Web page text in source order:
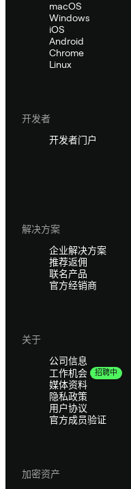
macOS
Windows
iOS
Android
Chrome
Linux
开发者
开发者门户
解决方案
企业解决方案
推荐返佣
联名产品
官方经销商
关于
公司信息
工作机会
招聘中
媒体资料
隐私政策
用户协议
官方成员验证
加密资产